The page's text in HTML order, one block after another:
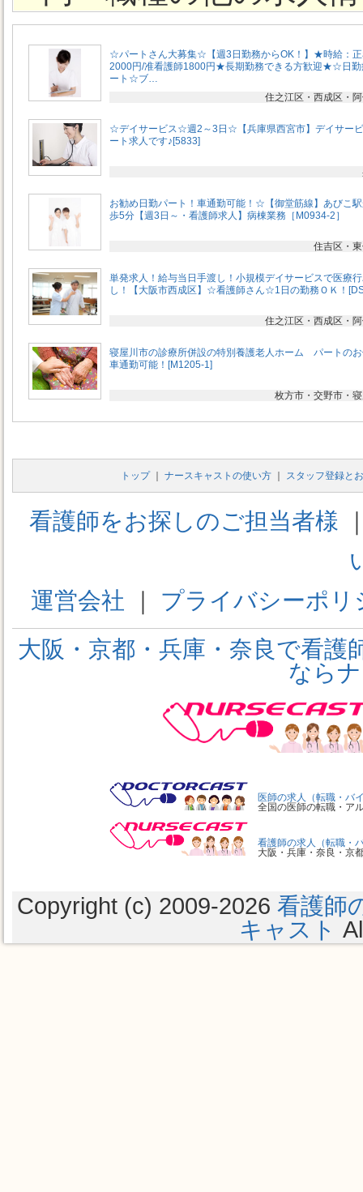
☆パートさん大募集☆【週3日勤務からOK！】★時給：
2000円/准看護師1800円★長期勤務できる方歓迎★☆日勤
ート☆ブ…
住之江区・西成区・
☆デイサービス☆週2～3日☆【兵庫県西宮市】デイサー
ート求人です♪[5833]
お勧め日勤パート！車通勤可能！☆【御堂筋線】あびこ
歩5分【週3日～・看護師求人】病棟業務［M0934-2］
住吉区・
単発求人！給与当日手渡し！小規模デイサービスで医療
し！【大阪市西成区】☆看護師さん☆1日の勤務ＯＫ！
住之江区・西成区・
寝屋川市の診療所併設の特別養護老人ホーム パートの
車通勤可能！[M1205-1]
枚方市・交野市・
トップ｜ ナースキャストの使い方｜ スタッフ登録と
看護師をお探しのご担当者様
運営会社 ｜ プライバシーポリ
大阪・京都・兵庫・奈良で看
なら
医師の求人（転職・バ
全国の医師の転職・ア
看護師の求人（転職・
大阪・兵庫・奈良・京
Copyright (c) 2009-2026 看護師
キャスト